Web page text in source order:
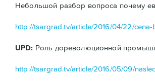
Небольшой разбор вопроса почему
http://tsargrad.tv/article/2016/04/22/
UPD: Роль дореволюционной
http://tsargrad.tv/article/2016/05/09/